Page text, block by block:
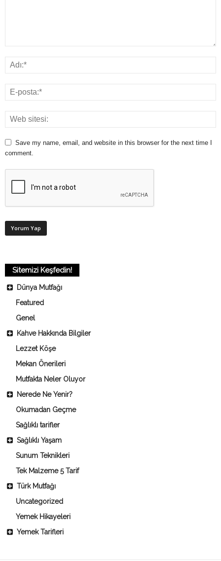
Save my name, email, and website in this browser for the next time I
comment.
Sitemizi Keşfedin!
Dünya Mutfağı
Featured
Genel
Kahve Hakkında Bilgiler
Lezzet Köşe
Mekan Önerileri
Mutfakta Neler Oluyor
Nerede Ne Yenir?
Okumadan Geçme
Sağlıklı tarifler
Sağlıklı Yaşam
Sunum Teknikleri
Tek Malzeme 5 Tarif
Türk Mutfağı
Uncategorized
Yemek Hikayeleri
Yemek Tarifleri